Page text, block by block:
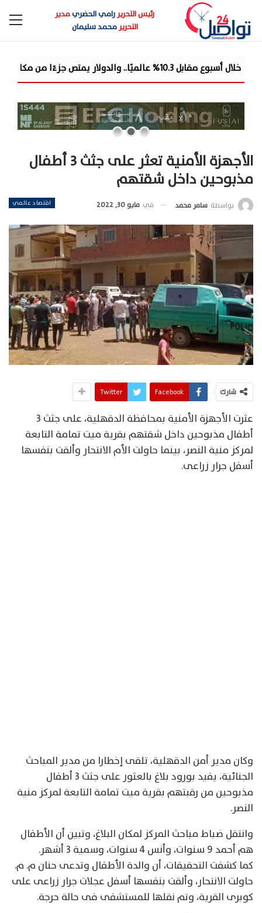
رئيس التحريررامي الحضريمدير
التحريرمحمد سليمان
بنك saib يبحث مع وزارة الشباب والرياضة سبل التعاون المشترك في عدد من المجالات
الأجهزة الأمنية تعثر على جثث 3 أطفال
مذبوحين داخل شقتهم
اقتصاد عالمي بواسطة سامر محمد في مايو 30, 2022
شارك Facebook
Twitter
عثرت الأجهزة الأمنية بمحافظة الدقهلية، على جثث 3
أطفال مذبوحين داخل شقتهم بقرية ميت تمامة التابعة
لمركز منية النصر، بينما حاولت الأم الانتحار وألقت بنفسها
أسفل جرار زراعى.
وكان مدير أمن الدقهلية، تلقى إخطارا من مدير المباحث
الجنائية، يفيد بورود بلاغ بالعثور على جثث 3 أطفال
مذبوحين من رقبتهم بقرية ميت تمامة التابعة لمركز منية
النصر.
وانتقل ضباط مباحث المركز لمكان البلاغ، وتبين أن الأطفال
هم أحمد 9 سنوات، وأنس 4 سنوات، وسمية 3 أشهر.
كما كشفت التحقيقات، أن والدة الأطفال وتدعى حنان م. م.
حاولت الانتحار، وألقت بنفسها أسفل عجلات جرار زراعى على
كوبرى القرية، وتم نقلها للمستشفى فى حالة حرجة.